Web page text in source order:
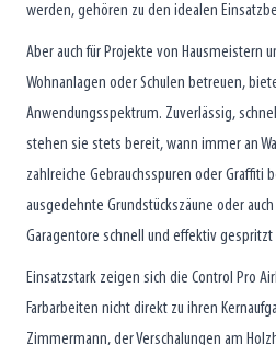
werden, gehören zu den idealen
Aber auch für Projekte von Hausmeistern
Wohnanlagen oder Schulen betreuen,
Anwendungsspektrum. Zuverlässig,
stehen sie stets bereit, wann immer an
zahlreiche Gebrauchsspuren oder Graffiti
ausgedehnte Grundstückszäune oder
Garagentore schnell und effektiv
Einsatzstark zeigen sich die Control Pro
Farbarbeiten nicht direkt zu ihren
Zimmermann, der Verschalungen am